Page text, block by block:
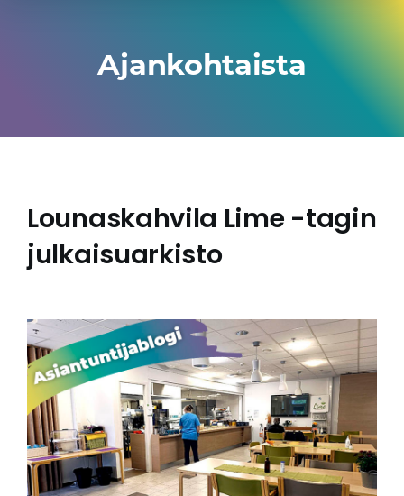
Ajankohtaista
Lounaskahvila Lime -tagin
julkaisuarkisto